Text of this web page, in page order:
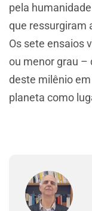
pela
que ressurgiram
Os sete ensaios
ou menor grau –
deste milênio
planeta como